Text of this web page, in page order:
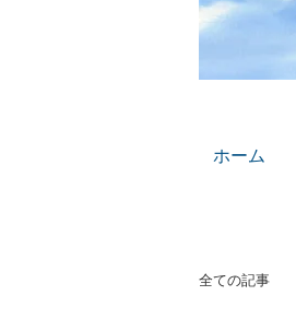
ホーム
全ての記事